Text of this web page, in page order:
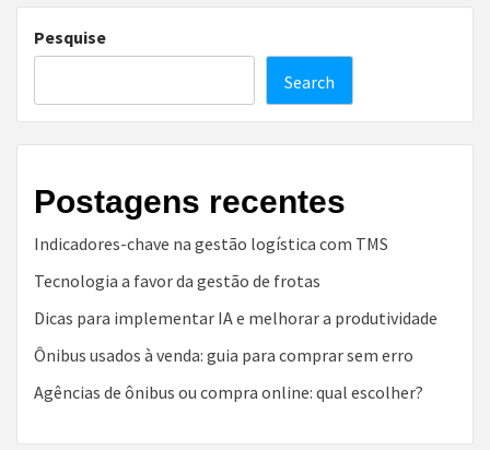
Pesquise
Search
Postagens recentes
Indicadores-chave na gestão logística com TMS
Tecnologia a favor da gestão de frotas
Dicas para implementar IA e melhorar a produtividade
Ônibus usados à venda: guia para comprar sem erro
Agências de ônibus ou compra online: qual escolher?